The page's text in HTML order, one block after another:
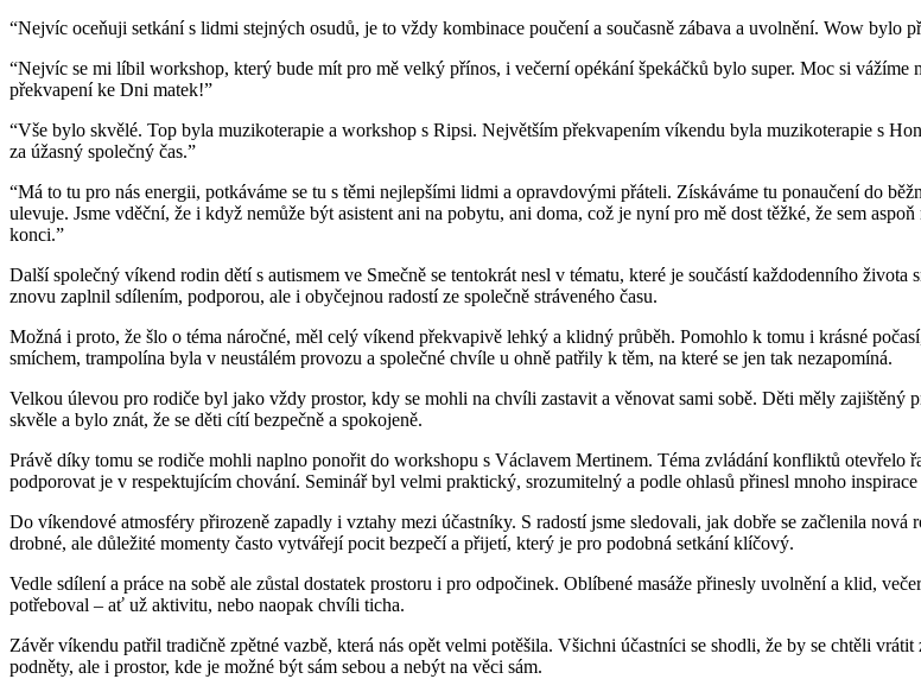
“Nejvíc oceňuji setkání s lidmi stejných osudů, je to vždy kombinace poučení a současně zábava a uvolnění. Wow bylo
“Nejvíc se mi líbil workshop, který bude mít pro mě velký přínos, i večerní opékání špekáčků bylo super. Moc si vážíme
překvapení ke Dni matek!”
“Vše bylo skvělé. Top byla muzikoterapie a workshop s Ripsi. Největším překvapením víkendu byla muzikoterapie s
za úžasný společný čas.”
“Má to tu pro nás energii, potkáváme se tu s těmi nejlepšími lidmi a opravdovými přáteli. Získáváme tu ponaučení do
ulevuje. Jsme vděční, že i když nemůže být asistent ani na pobytu, ani doma, což je nyní pro mě dost těžké, že sem
konci.”
Další společný víkend rodin dětí s autismem ve Smečně se tentokrát nesl v tématu, které je součástí každodenního
znovu zaplnil sdílením, podporou, ale i obyčejnou radostí ze společně stráveného času.
Možná i proto, že šlo o téma náročné, měl celý víkend překvapivě lehký a klidný průběh. Pomohlo k tomu i krásné
smíchem, trampolína byla v neustálém provozu a společné chvíle u ohně patřily k těm, na které se jen tak nezapomíná.
Velkou úlevou pro rodiče byl jako vždy prostor, kdy se mohli na chvíli zastavit a věnovat sami sobě. Děti měly
skvěle a bylo znát, že se děti cítí bezpečně a spokojeně.
Právě díky tomu se rodiče mohli naplno ponořit do workshopu s Václavem Mertinem. Téma zvládání konfliktů otevřelo
podporovat je v respektujícím chování. Seminář byl velmi praktický, srozumitelný a podle ohlasů přinesl mnoho
Do víkendové atmosféry přirozeně zapadly i vztahy mezi účastníky. S radostí jsme sledovali, jak dobře se začlenila
drobné, ale důležité momenty často vytvářejí pocit bezpečí a přijetí, který je pro podobná setkání klíčový.
Vedle sdílení a práce na sobě ale zůstal dostatek prostoru i pro odpočinek. Oblíbené masáže přinesly uvolnění a klid,
potřeboval – ať už aktivitu, nebo naopak chvíli ticha.
Závěr víkendu patřil tradičně zpětné vazbě, která nás opět velmi potěšila. Všichni účastníci se shodli, že by se chtěli
podněty, ale i prostor, kde je možné být sám sebou a nebýt na věci sám.